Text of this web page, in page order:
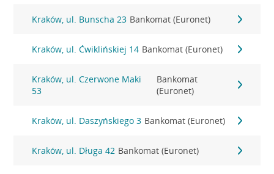
Kraków, ul. Bunscha 23 Bankomat (Euronet)
Kraków, ul. Ćwiklińskiej 14 Bankomat (Euronet)
Kraków, ul. Czerwone Maki
53
Bankomat
(Euronet)
Kraków, ul. Daszyńskiego 3 Bankomat (Euronet)
Kraków, ul. Długa 42 Bankomat (Euronet)